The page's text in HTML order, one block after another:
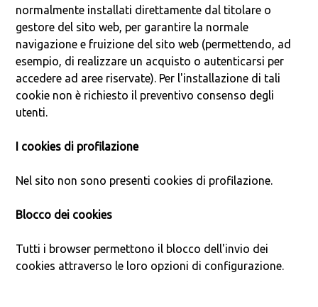
normalmente installati direttamente dal titolare o
gestore del sito web, per garantire la normale
navigazione e fruizione del sito web (permettendo, ad
esempio, di realizzare un acquisto o autenticarsi per
accedere ad aree riservate). Per l'installazione di tali
cookie non è richiesto il preventivo consenso degli
utenti.
I cookies di profilazione
Nel sito non sono presenti cookies di profilazione.
Blocco dei cookies
Tutti i browser permettono il blocco dell'invio dei
cookies attraverso le loro opzioni di configurazione.